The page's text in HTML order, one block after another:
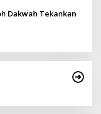
Dakwah Tekankan